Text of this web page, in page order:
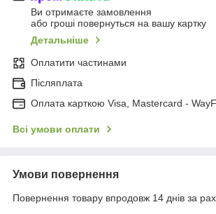
Ви отримаєте замовлення
або гроші повернуться на вашу картку
Детальніше
Оплатити частинами
Післяплата
Оплата карткою Visa, Mastercard -
Всі умови оплати
Умови повернення
Повернення товару впродовж 14 днів за